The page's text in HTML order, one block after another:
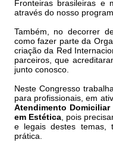
Fronteiras brasileiras e
através do nosso
Também, no decorrer
como fazer parte da
criação da Red
parceiros, que
junto conosco.
Neste Congresso
para profissionais, em
Atendimento Domiciliar
em Estética, pois
e legais destes temas,
prática.